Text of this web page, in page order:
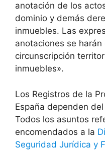
anotación de los
dominio y demás
inmuebles. Las
anotaciones se
circunscripción
inmuebles».
Los Registros de la
España dependen
Todos los asuntos
encomendados a la
Seguridad Jurídica y